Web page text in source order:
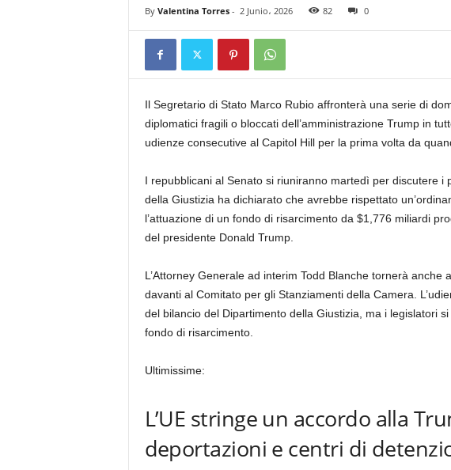
By Valentina Torres- 2 Junio، 2026 82 0
Il Segretario di Stato Marco Rubio affronterà una serie di
diplomatici fragili o bloccati dell’amministrazione Trump in
udienze consecutive al Capitol Hill per la prima volta da
I repubblicani al Senato si riuniranno martedì per discutere i
della Giustizia ha dichiarato che avrebbe rispettato
l’attuazione di un fondo di risarcimento da $1,776 miliardi
del presidente Donald Trump.
L’Attorney Generale ad interim Todd Blanche tornerà anche
davanti al Comitato per gli Stanziamenti della Camera.
del bilancio del Dipartimento della Giustizia, ma i legislatori
fondo di risarcimento.
Ultimissime:
L’UE stringe un accordo alla
deportazioni e centri di